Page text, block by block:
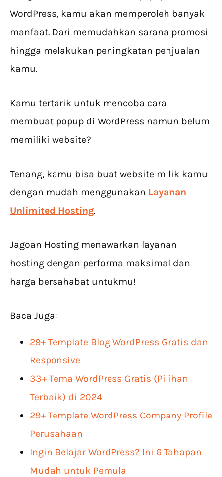
WordPress, kamu akan memperoleh banyak
manfaat. Dari memudahkan sarana promosi
hingga melakukan peningkatan penjualan
kamu.
Kamu tertarik untuk mencoba cara
membuat popup di WordPress namun belum
memiliki website?
Tenang, kamu bisa buat website milik kamu
dengan mudah menggunakan Layanan
Unlimited Hosting.
Jagoan Hosting menawarkan layanan
hosting dengan performa maksimal dan
harga bersahabat untukmu!
Baca Juga:
29+ Template Blog WordPress Gratis dan
Responsive
33+ Tema WordPress Gratis (Pilihan
Terbaik) di 2024
29+ Template WordPress Company Profile
Perusahaan
Ingin Belajar WordPress? Ini 6 Tahapan
Mudah untuk Pemula